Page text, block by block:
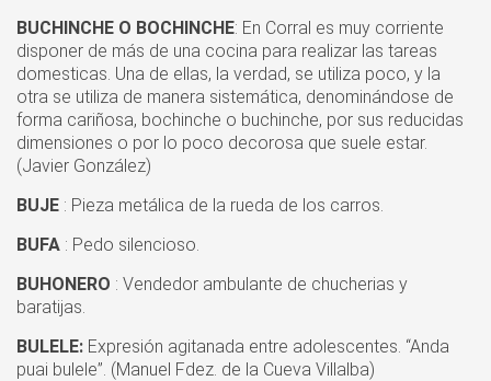
BUCHINCHE O BOCHINCHE: En Corral es muy corriente
disponer de más de una cocina para realizar las tareas
domesticas. Una de ellas, la verdad, se utiliza poco, y la
otra se utiliza de manera sistemática, denominándose de
forma cariñosa, bochinche o buchinche, por sus reducidas
dimensiones o por lo poco decorosa que suele estar.
(Javier González)
BUJE : Pieza metálica de la rueda de los carros.
BUFA : Pedo silencioso.
BUHONERO : Vendedor ambulante de chucherias y
baratijas.
BULELE: Expresión agitanada entre adolescentes. “Anda
puai bulele”. (Manuel Fdez. de la Cueva Villalba)